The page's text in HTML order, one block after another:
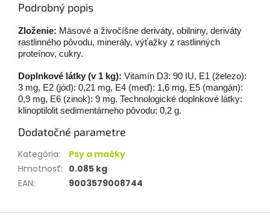
Podrobný popis
Zloženie: Mäsové a živočíšne deriváty, obilniny, deriváty
rastlinného pôvodu, minerály, výťažky z rastlinných
proteínov, cukry.
Doplnkové látky (v 1 kg): Vitamín D3: 90 IU, E1 (železo):
3 mg, E2 (jód): 0,21 mg, E4 (meď): 1,6 mg, E5 (mangán):
0,9 mg, E6 (zinok): 9 mg. Technologické doplnkové látky:
klinoptilolit sedimentárneho pôvodu: 0,2 g.
Dodatočné parametre
Kategória:
Psy a mačky
Hmotnosť: 0.085 kg
EAN: 9003579008744